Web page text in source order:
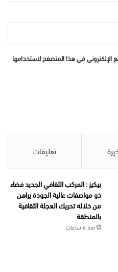
الإلكتروني في هذا المتصفح لاستخدامها
تعليقات
بيكيز : المركب الثقافي الجديد فضاء
ذو مواصفات عالية الجودة يراهن
من خلاله تحريك العجلة الثقافية
بالمنطقة
منذ 6 ساعات